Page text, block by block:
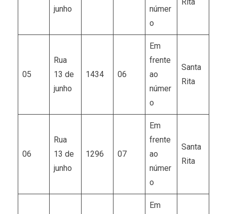
junho
númer
o
05
Rua
13 de
junho
1434 06
Em
frente
ao
númer
o
Santa
Rita
06
Rua
13 de
junho
1296 07
Em
frente
ao
númer
o
Santa
Rita
Em